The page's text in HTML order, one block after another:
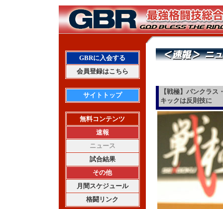
GBRに入会する
会員登録はこちら
サイトトップ
無料コンテンツ
速報
ニュース
試合結果
その他
月間スケジュール
格闘リンク
【戦極】パンクラ
キックは反則技に